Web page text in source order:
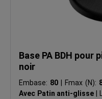
Base PA BDH pour
noir
Embase: 80 Fmax (N):
Avec Patin anti-glisse